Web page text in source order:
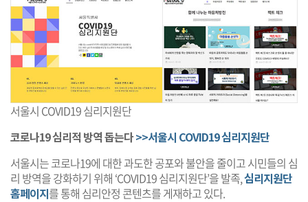
서울시 COVID19 심리지원단
코로나19 심리적 방역 돕는다>>서울시 COVID19 심리지원단
서울시는 코로나19에 대한 과도한 공포와 불안을 줄이고 시민들의 심
리 방역을 강화하기 위해 ‘COVID19 심리지원단’을 발족,심리지원단
홈페이지를 통해 심리안정 콘텐츠를 게재하고 있다.